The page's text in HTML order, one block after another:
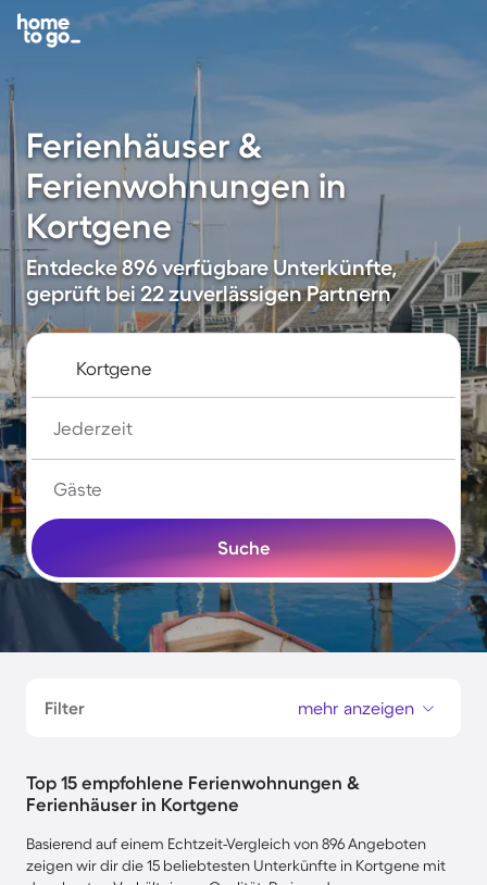
Ferienhäuser &
Ferienwohnungen in
Kortgene
Entdecke 896 verfügbare Unterkünfte,
geprüft bei 22 zuverlässigen Partnern
Jederzeit
Gäste
Suche
Filter mehr anzeigen
Top 15 empfohlene Ferienwohnungen &
Ferienhäuser in Kortgene
Basierend auf einem Echtzeit-Vergleich von 896 Angeboten
zeigen wir dir die 15 beliebtesten Unterkünfte in Kortgene mit